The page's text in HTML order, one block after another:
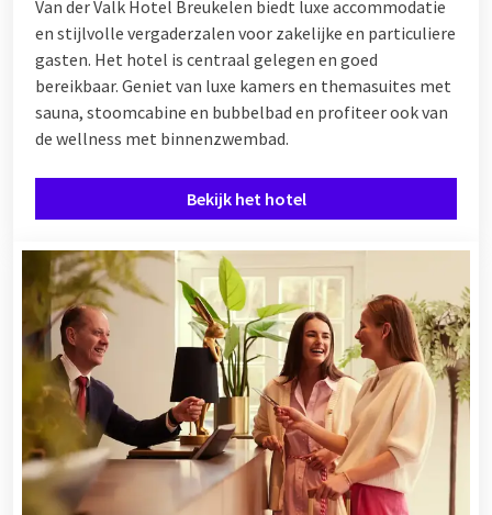
Van der Valk Hotel Breukelen biedt luxe accommodatie
en stijlvolle vergaderzalen voor zakelijke en particuliere
gasten. Het hotel is centraal gelegen en goed
bereikbaar. Geniet van luxe kamers en themasuites met
sauna, stoomcabine en bubbelbad en profiteer ook van
de wellness met binnenzwembad.
Bekijk het hotel